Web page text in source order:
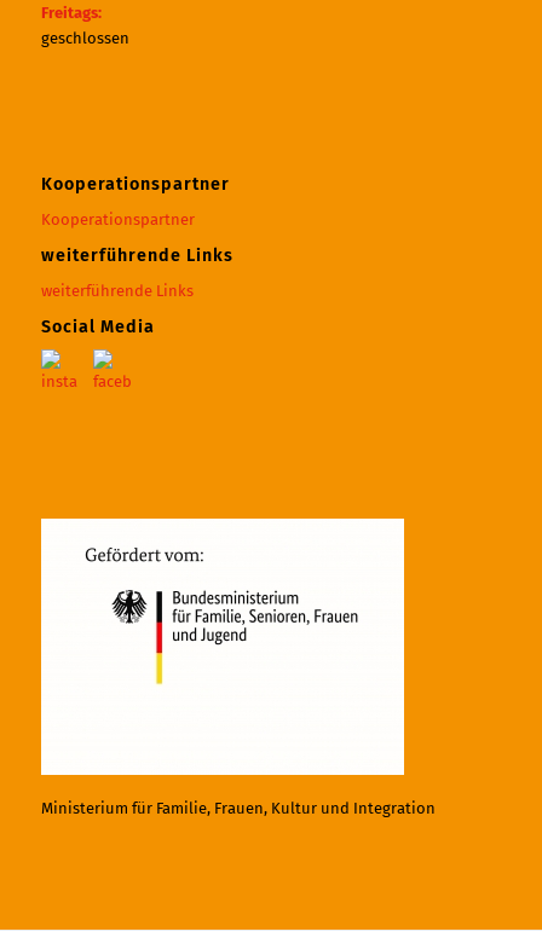
Freitags:
geschlossen
Kooperationspartner
Kooperationspartner
weiterführende Links
weiterführende Links
Social Media
Ministerium für Familie, Frauen, Kultur und Integration